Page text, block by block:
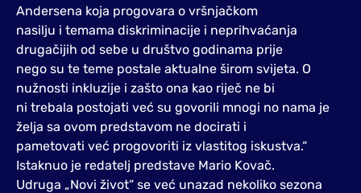
Andersena koja progovara o vršnjačkom
nasilju i temama diskriminacije i neprihvaćanja
drugačijih od sebe u društvo godinama prije
nego su te teme postale aktualne širom svijeta. O
nužnosti inkluzije i zašto ona kao riječ ne bi
ni trebala postojati već su govorili mnogi no nama je
želja sa ovom predstavom ne docirati i
pametovati već progovoriti iz vlastitog iskustva.“
Istaknuo je redatelj predstave Mario Kovač.
Udruga „Novi život“ se već unazad nekoliko sezona